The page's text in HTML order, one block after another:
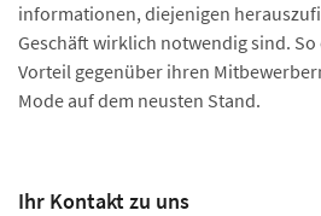
informationen, diejenigen
Geschäft wirklich notwendig sind.
Vorteil gegenüber ihren
Mode auf dem neusten Stand.
Ihr Kontakt zu uns